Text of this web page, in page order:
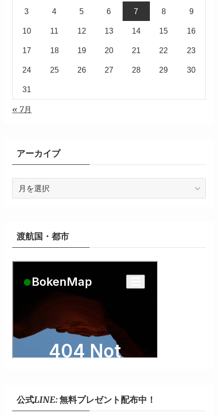
3 4 5 6 7 8 9
10 11 12 13 14 15 16
17 18 19 20 21 22 23
24 25 26 27 28 29 30
31
« 7月
アーカイブ
ー
ブ
渡航国・都市
公式LINE: 無料プレゼント配布中！